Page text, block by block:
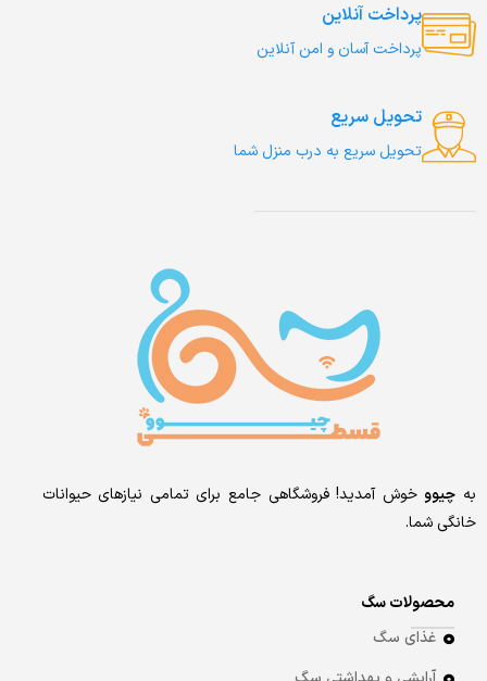
پرداخت آنلاین
پرداخت آسان و امن آنلاین
تحویل سریع
تحویل سریع به درب منزل شما
به چیوو خوش آمدید! فروشگاهی جامع برای تمامی نیازهای حیوانات
خانگی شما.
محصولات سگ
غذای سگ